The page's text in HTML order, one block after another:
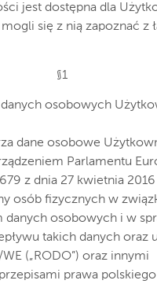
jest dostępna dla
się z nią zapoznać z
§1
osobowych
dane osobowe
Parlamentu
z dnia 27 kwietnia 2016
osób fizycznych w
danych osobowych i w
takich danych oraz
(„RODO”) oraz innymi
prawa